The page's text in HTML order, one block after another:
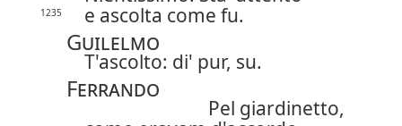
1235 e ascolta come fu.
Guilelmo
T'ascolto: di' pur, su.
Ferrando
Pel giardinetto,